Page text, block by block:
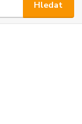
Hledat